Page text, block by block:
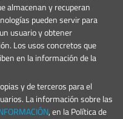
almacenan y recuperan
pueden servir para
usuario y obtener
Los usos concretos que
en la información de la
y de terceros para el
La información sobre las
, en la Política de